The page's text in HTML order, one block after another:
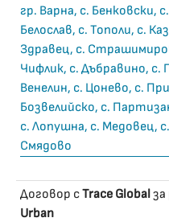
гр. Варна, с. Бенковски,
Белослав, с. Тополи, с.
Здравец, с.
Чифлик, с. Дъбравино, с.
Венелин, с. Цонево, с.
Бозвелийско, с.
с. Лопушна, с. Медовец,
Смядово
Договор сTrace Global
Urban